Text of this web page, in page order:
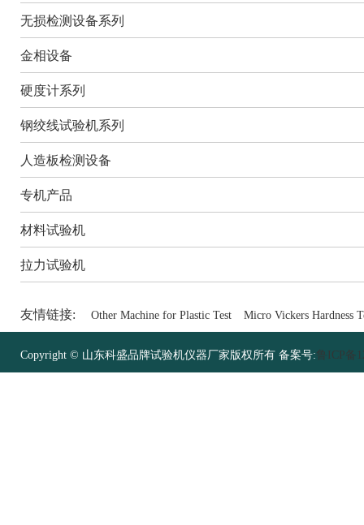
无损检测设备系列
金相设备
硬度计系列
钢绞线试验机系列
人造板检测设备
专机产品
材料试验机
拉力试验机
友情链接: Other Machine for Plastic Test Micro Vickers Hardness
Copyright © 山东科盛品牌试验机仪器厂家版权所有 备案号:鲁ICP备